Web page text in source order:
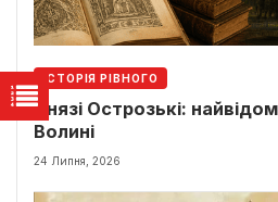
ІСТОРІЯ РІВНОГО
Князі Острозькі:
Волині
24 Липня, 2026